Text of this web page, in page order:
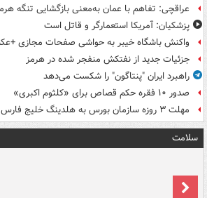
عراقچی: تفاهم با عمان به‌معنی بازگشایی تنگه
پزشکیان: آمریکا استعمارگر و قاتل است
واکنش باشگاه خیبر به حواشی صفحات مجازی
جزئیات جدید از نفتکش منفجر شده در هرمز
راهبرد ایران "پنتاگون" را شکست می‌دهد
صدور ۱۰ فقره حکم قصاص برای «کلثوم اکبری»
مهلت ۳ روزه سازمان بورس به هلدینگ خلیج فارس
سلامت